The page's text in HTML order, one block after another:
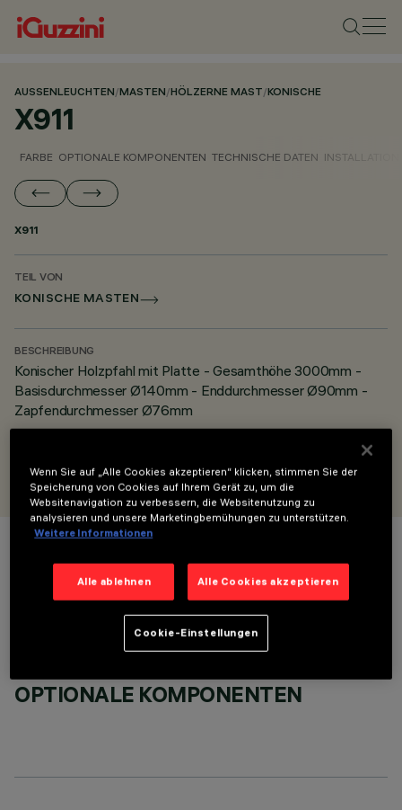
AUSSENLEUCHTEN/MASTEN/HÖLZERNE MAST/KONISCHE
X911
FARBE OPTIONALE KOMPONENTEN TECHNISCHE DATEN INSTALLATION
X911
TEIL VON
KONISCHE MASTEN
BESCHREIBUNG
Konischer Holzpfahl mit Platte - Gesamthöhe 3000mm -
Basisdurchmesser Ø140mm - Enddurchmesser Ø90mm -
Zapfendurchmesser Ø76mm
iGuzzini
FARBE
OPTIONALE KOMPONENTEN
Wenn Sie auf „Alle Cookies akzeptieren“ klicken, stimmen Sie der
Speicherung von Cookies auf Ihrem Gerät zu, um die
Websitenavigation zu verbessern, die Websitenutzung zu
analysieren und unsere Marketingbemühungen zu unterstützen.
Weitere Informationen
Alle ablehnen Alle Cookies akzeptieren
Cookie-Einstellungen